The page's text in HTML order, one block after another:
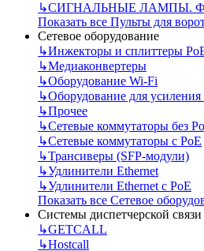
↳СИГНАЛЬНЫЕ ЛАМПЫ.
Показать все Пульты для
Сетевое оборудование
↳Инжекторы и сплиттеры
↳Медиаконвертеры
↳Оборудование Wi-Fi
↳Оборудование для усиления
↳Прочее
↳Сетевые коммутаторы без
↳Сетевые коммутаторы с РоЕ
↳Трансиверы (SFP-модули)
↳Удлинители Ethernet
↳Удлинители Ethernet с PoE
Показать все Сетевое
Системы диспетчерской
↳GETCALL
↳Hostcall